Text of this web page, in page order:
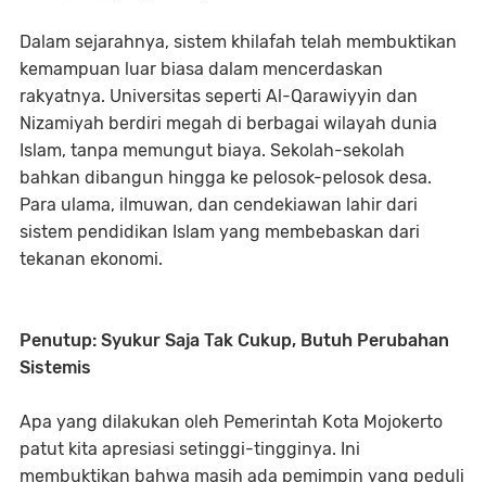
Dalam sejarahnya, sistem khilafah telah membuktikan
kemampuan luar biasa dalam mencerdaskan
rakyatnya. Universitas seperti Al-Qarawiyyin dan
Nizamiyah berdiri megah di berbagai wilayah dunia
Islam, tanpa memungut biaya. Sekolah-sekolah
bahkan dibangun hingga ke pelosok-pelosok desa.
Para ulama, ilmuwan, dan cendekiawan lahir dari
sistem pendidikan Islam yang membebaskan dari
tekanan ekonomi.
Penutup: Syukur Saja Tak Cukup, Butuh Perubahan
Sistemis
Apa yang dilakukan oleh Pemerintah Kota Mojokerto
patut kita apresiasi setinggi-tingginya. Ini
membuktikan bahwa masih ada pemimpin yang peduli